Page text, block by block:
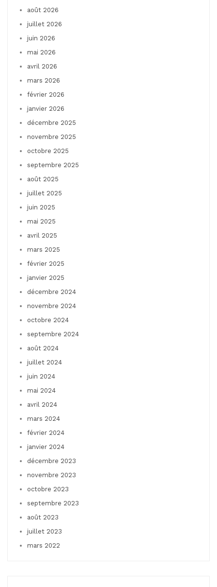
août 2026
juillet 2026
juin 2026
mai 2026
avril 2026
mars 2026
février 2026
janvier 2026
décembre 2025
novembre 2025
octobre 2025
septembre 2025
août 2025
juillet 2025
juin 2025
mai 2025
avril 2025
mars 2025
février 2025
janvier 2025
décembre 2024
novembre 2024
octobre 2024
septembre 2024
août 2024
juillet 2024
juin 2024
mai 2024
avril 2024
mars 2024
février 2024
janvier 2024
décembre 2023
novembre 2023
octobre 2023
septembre 2023
août 2023
juillet 2023
mars 2022